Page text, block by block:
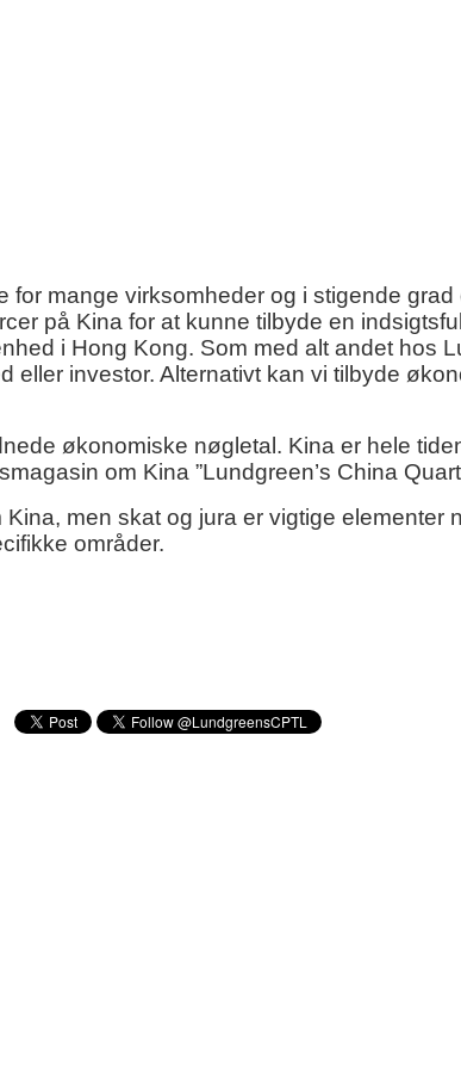
mange virksomheder og i stigende
på Kina for at kunne tilbyde en
i Hong Kong. Som med alt andet hos
eller investor. Alternativt kan vi tilbyde
økonomiske nøgletal. Kina er hele
om Kina ”Lundgreen’s China
men skat og jura er vigtige
områder.